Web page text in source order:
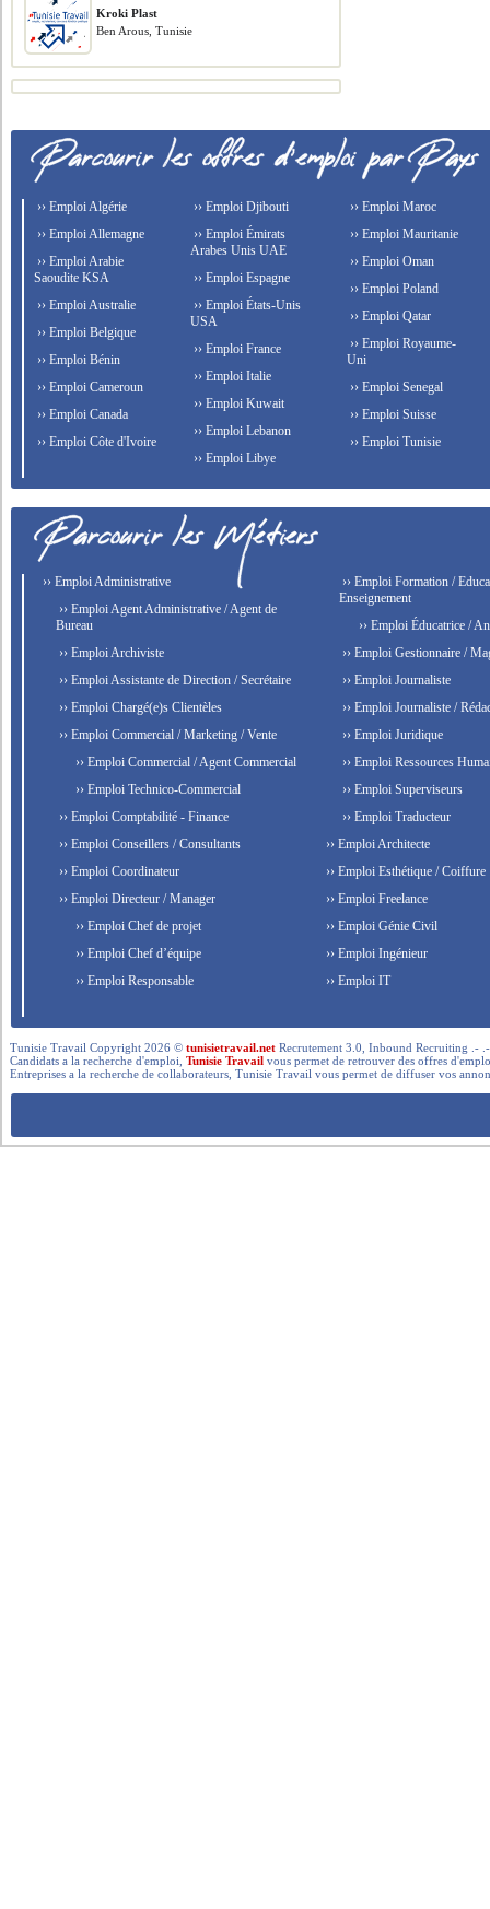
Kroki Plast
Ben Arous, Tunisie
›› Emploi Algérie
›› Emploi Allemagne
›› Emploi Arabie
Saoudite KSA
›› Emploi Australie
›› Emploi Belgique
›› Emploi Bénin
›› Emploi Cameroun
›› Emploi Canada
›› Emploi Côte d'Ivoire
›› Emploi Djibouti
›› Emploi Émirats
Arabes Unis UAE
›› Emploi Espagne
›› Emploi États-Unis
USA
›› Emploi France
›› Emploi Italie
›› Emploi Kuwait
›› Emploi Lebanon
›› Emploi Libye
›› Emploi Maroc
›› Emploi Mauritanie
›› Emploi Oman
›› Emploi Poland
›› Emploi Qatar
›› Emploi Royaume-
Uni
›› Emploi Senegal
›› Emploi Suisse
›› Emploi Tunisie
›› Emploi Administrative
›› Emploi Agent Administrative / Agent de
Bureau
›› Emploi Archiviste
›› Emploi Assistante de Direction / Secrétaire
›› Emploi Chargé(e)s Clientèles
›› Emploi Commercial / Marketing / Vente
›› Emploi Commercial / Agent Commercial
›› Emploi Technico-Commercial
›› Emploi Comptabilité - Finance
›› Emploi Conseillers / Consultants
›› Emploi Coordinateur
›› Emploi Directeur / Manager
›› Emploi Chef de projet
›› Emploi Chef d’équipe
›› Emploi Responsable
›› Emploi Formation /
Enseignement
›› Emploi Éducatrice /
›› Emploi Gestionnaire /
›› Emploi Journaliste
›› Emploi Journaliste /
›› Emploi Juridique
›› Emploi Ressources
›› Emploi Superviseurs
›› Emploi Traducteur
›› Emploi Architecte
›› Emploi Esthétique / Coiffure
›› Emploi Freelance
›› Emploi Génie Civil
›› Emploi Ingénieur
›› Emploi IT
Tunisie Travail Copyright 2026 ©tunisietravail.net Recrutement 3.0, Inbound Recruiting .-
Candidats a la recherche d'emploi,Tunisie Travail vous permet de retrouver des offres
Entreprises a la recherche de collaborateurs, Tunisie Travail vous permet de diffuser vos